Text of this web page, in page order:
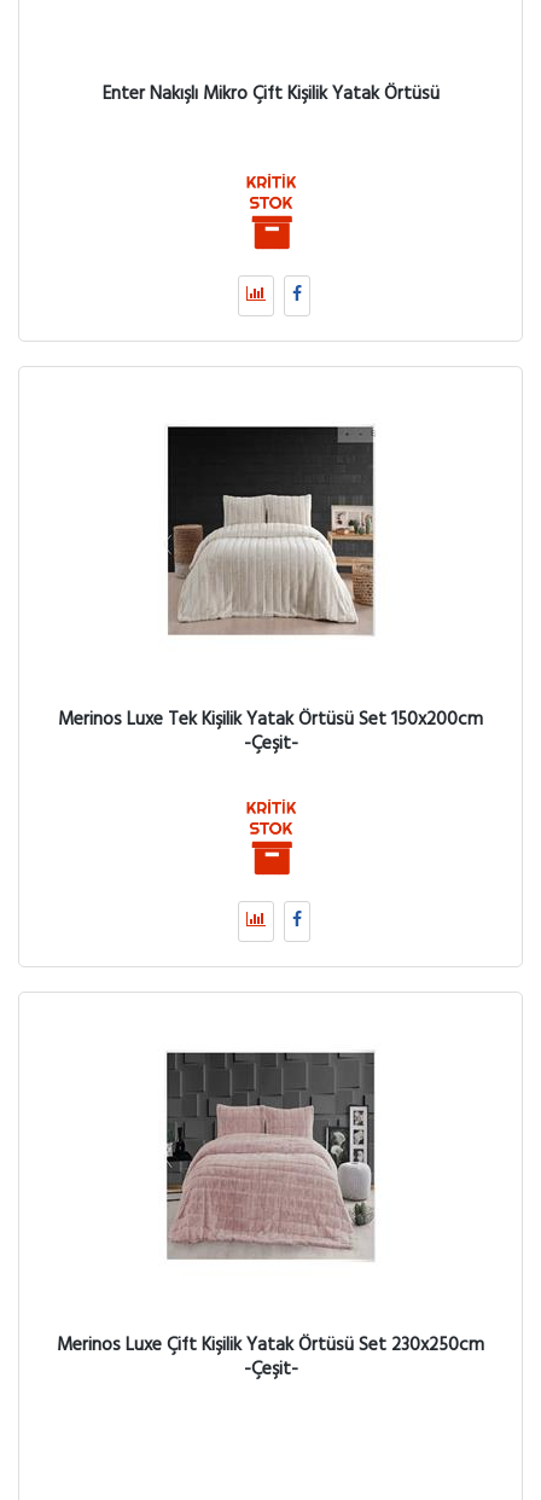
Enter Nakışlı Mikro Çift Kişilik Yatak Örtüsü
Merinos Luxe Tek Kişilik Yatak Örtüsü Set 150x200cm
-Çeşit-
Merinos Luxe Çift Kişilik Yatak Örtüsü Set 230x250cm
-Çeşit-